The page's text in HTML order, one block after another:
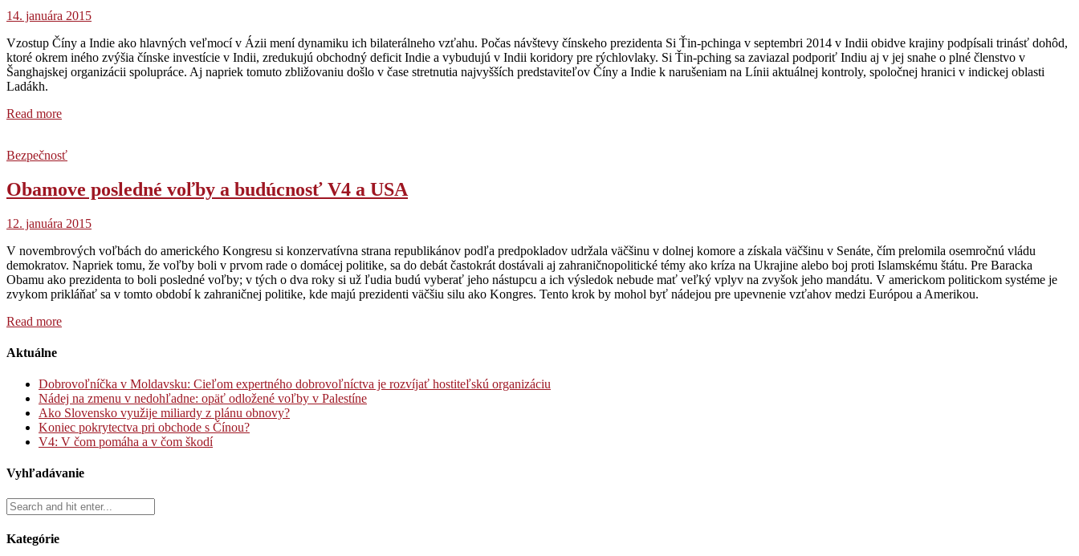
14. januára 2015
Vzostup Číny a Indie ako hlavných veľmocí v Ázii mení dynamiku ich bilaterálneho vzťahu. Počas návštevy čínskeho prezidenta Si Ťin-pchinga v septembri 2014 v Indii obidve krajiny podpísali trinásť dohôd,
ktoré okrem iného zvýšia čínske investície v Indii, zredukujú obchodný deficit Indie a vybudujú v Indii koridory pre rýchlovlaky. Si Ťin-pching sa zaviazal podporiť Indiu aj v jej snahe o plné členstvo v
Šanghajskej organizácii spolupráce. Aj napriek tomuto zbližovaniu došlo v čase stretnutia najvyšších predstaviteľov Číny a Indie k narušeniam na Línii aktuálnej kontroly, spoločnej hranici v indickej oblasti
Ladákh.
Read more
Bezpečnosť
Obamove posledné voľby a budúcnosť V4 a USA
12. januára 2015
V novembrových voľbách do amerického Kongresu si konzervatívna strana republikánov podľa predpokladov udržala väčšinu v dolnej komore a získala väčšinu v Senáte, čím prelomila osemročnú vládu
demokratov. Napriek tomu, že voľby boli v prvom rade o domácej politike, sa do debát častokrát dostávali aj zahraničnopolitické témy ako kríza na Ukrajine alebo boj proti Islamskému štátu. Pre Baracka
Obamu ako prezidenta to boli posledné voľby; v tých o dva roky si už ľudia budú vyberať jeho nástupcu a ich výsledok nebude mať veľký vplyv na zvyšok jeho mandátu. V americkom politickom systéme je
zvykom prikláňať sa v tomto období k zahraničnej politike, kde majú prezidenti väčšiu silu ako Kongres. Tento krok by mohol byť nádejou pre upevnenie vzťahov medzi Európou a Amerikou.
Read more
Aktuálne
Dobrovoľníčka v Moldavsku: Cieľom expertného dobrovoľníctva je rozvíjať hostiteľskú organizáciu
Nádej na zmenu v nedohľadne: opäť odložené voľby v Palestíne
Ako Slovensko využije miliardy z plánu obnovy?
Koniec pokrytectva pri obchode s Čínou?
V4: V čom pomáha a v čom škodí
Vyhľadávanie
Kategórie